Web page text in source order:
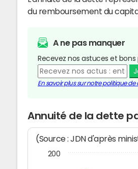
du remboursement du
A ne pas manquer
Recevez nos astuces et
En savoir plus sur notre politique
Annuité de la dette
(Source : JDN d'après
200